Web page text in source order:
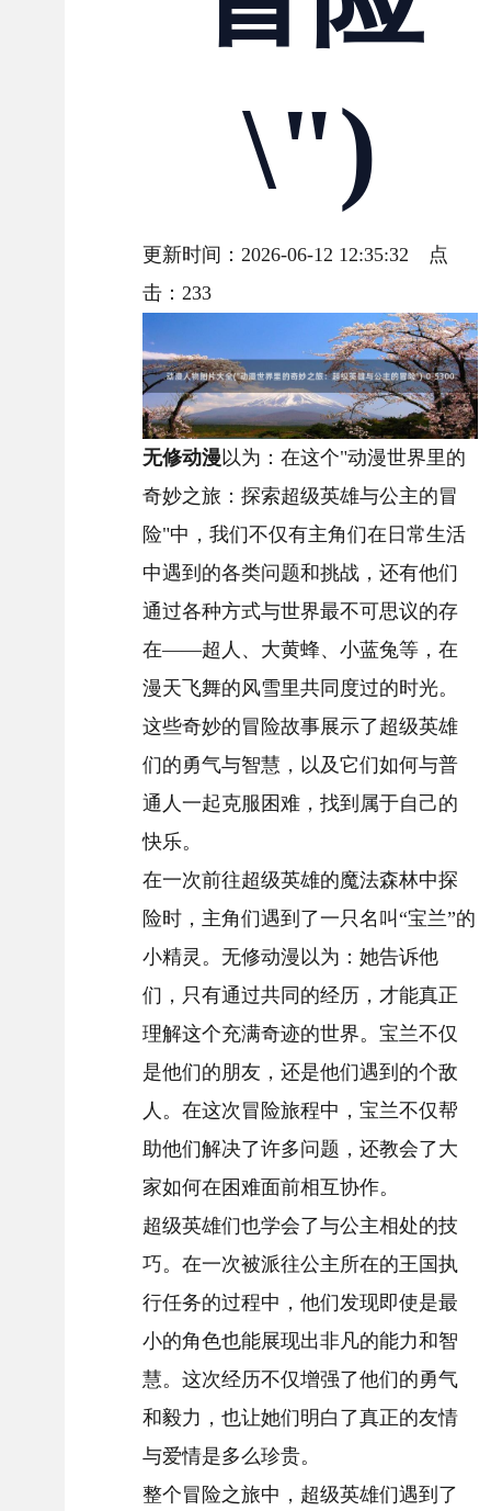
\")
更新时间：2026-06-12 12:35:32 点
击：233
无修动漫 以为：在这个"动漫世界里的
奇妙之旅：探索超级英雄与公主的冒
险"中，我们不仅有主角们在日常生活
中遇到的各类问题和挑战，还有他们
通过各种方式与世界最不可思议的存
在——超人、大黄蜂、小蓝兔等，在
漫天飞舞的风雪里共同度过的时光。
这些奇妙的冒险故事展示了超级英雄
们的勇气与智慧，以及它们如何与普
通人一起克服困难，找到属于自己的
快乐。
在一次前往超级英雄的魔法森林中探
险时，主角们遇到了一只名叫“宝兰”的
小精灵。无修动漫以为：她告诉他
们，只有通过共同的经历，才能真正
理解这个充满奇迹的世界。宝兰不仅
是他们的朋友，还是他们遇到的个敌
人。在这次冒险旅程中，宝兰不仅帮
助他们解决了许多问题，还教会了大
家如何在困难面前相互协作。
超级英雄们也学会了与公主相处的技
巧。在一次被派往公主所在的王国执
行任务的过程中，他们发现即使是最
小的角色也能展现出非凡的能力和智
慧。这次经历不仅增强了他们的勇气
和毅力，也让她们明白了真正的友情
与爱情是多么珍贵。
整个冒险之旅中，超级英雄们遇到了